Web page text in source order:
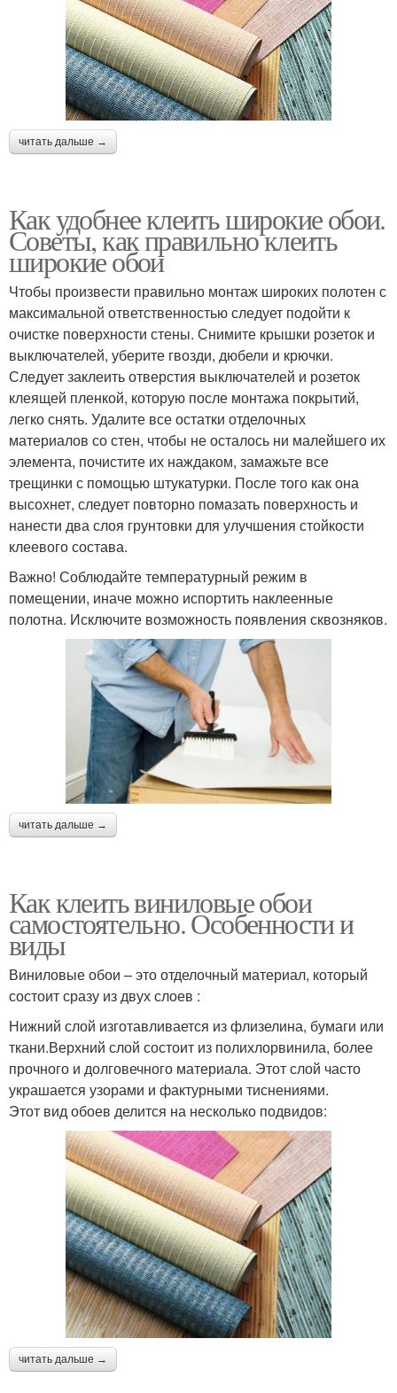
читать дальше →
Как удобнее клеить широкие обои.
Советы, как правильно клеить
широкие обои
Чтобы произвести правильно монтаж широких полотен с
максимальной ответственностью следует подойти к
очистке поверхности стены. Снимите крышки розеток и
выключателей, уберите гвозди, дюбели и крючки.
Следует заклеить отверстия выключателей и розеток
клеящей пленкой, которую после монтажа покрытий,
легко снять. Удалите все остатки отделочных
материалов со стен, чтобы не осталось ни малейшего их
элемента, почистите их наждаком, замажьте все
трещинки с помощью штукатурки. После того как она
высохнет, следует повторно помазать поверхность и
нанести два слоя грунтовки для улучшения стойкости
клеевого состава.
Важно! Соблюдайте температурный режим в
помещении, иначе можно испортить наклеенные
полотна. Исключите возможность появления сквозняков.
читать дальше →
Как клеить виниловые обои
самостоятельно. Особенности и
виды
Виниловые обои – это отделочный материал, который
состоит сразу из двух слоев :
Нижний слой изготавливается из флизелина, бумаги или
ткани.Верхний слой состоит из полихлорвинила, более
прочного и долговечного материала. Этот слой часто
украшается узорами и фактурными тиснениями.
Этот вид обоев делится на несколько подвидов:
читать дальше →